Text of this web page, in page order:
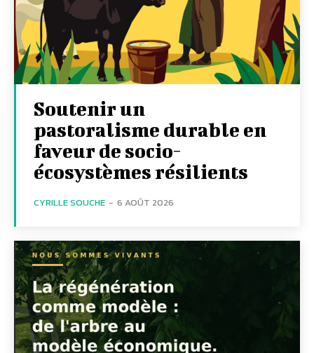
Soutenir un
pastoralisme durable en
faveur de socio-
écosystèmes résilients
CYRILLE SOUCHE - 6 AOÛT 2026